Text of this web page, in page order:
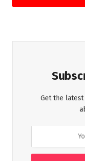
Get the latest